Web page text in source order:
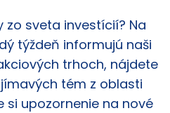
zo sveta investícií? Na
týždeň informujú naši
trhoch, nájdete
tém z oblasti
si upozornenie na nové